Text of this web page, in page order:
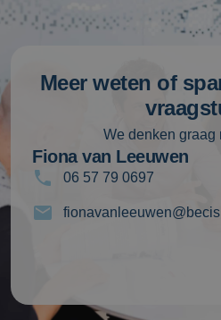
Meer weten of
We denken graag
Fiona van Leeuwen
06 57 79 0697